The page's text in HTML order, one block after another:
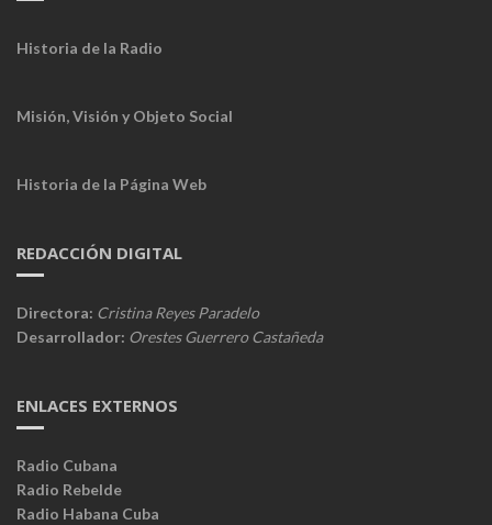
Historia de la Radio
Misión, Visión y Objeto Social
Historia de la Página Web
REDACCIÓN DIGITAL
Directora: Cristina Reyes Paradelo
Desarrollador: Orestes Guerrero Castañeda
ENLACES EXTERNOS
Radio Cubana
Radio Rebelde
Radio Habana Cuba